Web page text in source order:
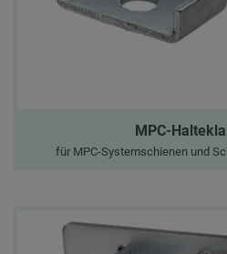
MPC-
für MPC-Systemschienen und